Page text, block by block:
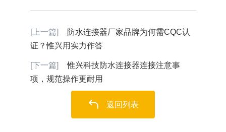
[上一篇]
防水连接器厂家品牌为何需CQC认
证？惟兴用实力作答
[下一篇]
惟兴科技防水连接器连接注意事
项，规范操作更耐用
返回列表